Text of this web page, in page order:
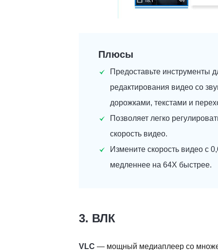
Плюсы
Предоставьте инструменты
редактирования видео со
дорожками, текстами и
Позволяет легко
скорость видео.
Измените скорость видео с
медленнее на 64X быстрее.
3. ВЛК
VLC — мощный медиаплеер со